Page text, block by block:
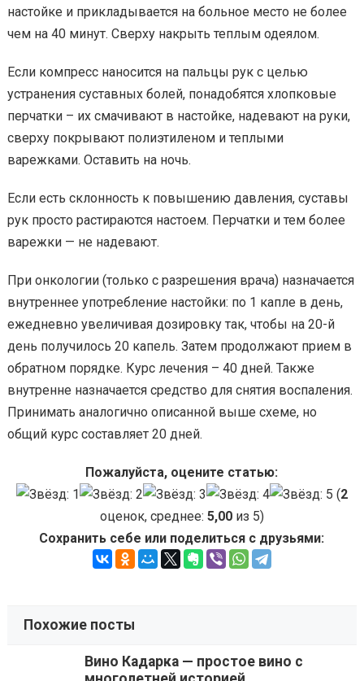
настойке и прикладывается на больное место не более
чем на 40 минут. Сверху накрыть теплым одеялом.
Если компресс наносится на пальцы рук с целью
устранения суставных болей, понадобятся хлопковые
перчатки – их смачивают в настойке, надевают на руки,
сверху покрывают полиэтиленом и теплыми
варежками. Оставить на ночь.
Если есть склонность к повышению давления, суставы
рук просто растираются настоем. Перчатки и тем более
варежки — не надевают.
При онкологии (только с разрешения врача) назначается
внутреннее употребление настойки: по 1 капле в день,
ежедневно увеличивая дозировку так, чтобы на 20-й
день получилось 20 капель. Затем продолжают прием в
обратном порядке. Курс лечения – 40 дней. Также
внутренне назначается средство для снятия воспаления.
Принимать аналогично описанной выше схеме, но
общий курс составляет 20 дней.
Пожалуйста, оцените статью:
(2
оценок, среднее: 5,00из 5)
Сохранить себе или поделиться с друзьями:
Похожие посты
Вино Кадарка — простое вино с